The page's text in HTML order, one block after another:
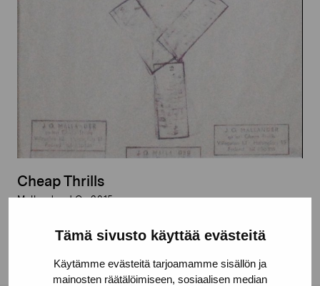
Tämä sivusto käyttää evästeitä
Käytämme evästeitä tarjoamamme sisällön ja
mainosten räätälöimiseen, sosiaalisen median
Cheap Thrills
Mallander J.O., 2015